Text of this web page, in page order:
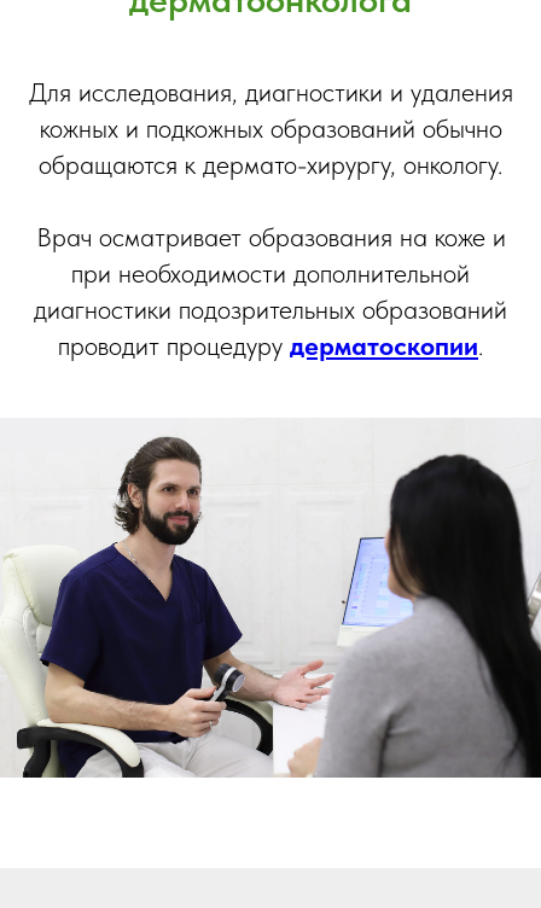
Для исследования, диагностики и удаления
кожных и подкожных образований обычно
обращаются к дермато-хирургу, онкологу.
Врач осматривает образования на коже и
при необходимости дополнительной
диагностики подозрительных образований
проводит процедуру дерматоскопии.